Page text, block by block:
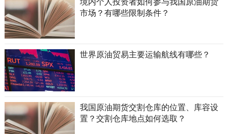
境内个人投资者如何参与我国原油期货
市场？有哪些限制条件？
世界原油贸易主要运输航线有哪些？
我国原油期货交割仓库的位置、库容设
置？交割仓库地点如何选取？